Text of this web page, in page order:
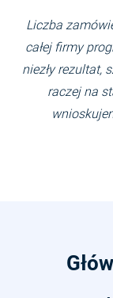
Liczba
całej firmy
niezły rezultat,
raczej na